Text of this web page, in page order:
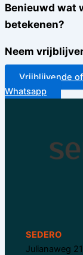
Benieuwd wat
betekenen?
Neem
Vrijblijvende
Whatsapp
SEDERO
Julianaweg